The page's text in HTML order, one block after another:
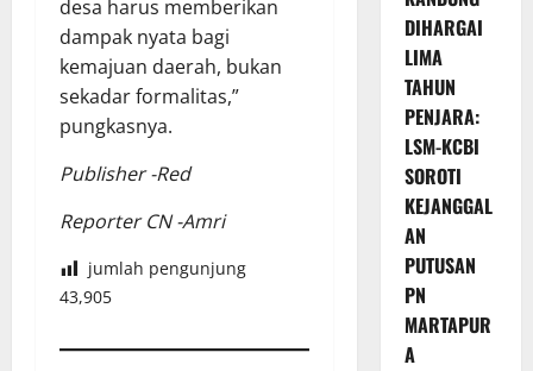
desa harus memberikan
dampak nyata bagi
kemajuan daerah, bukan
sekadar formalitas,”
pungkasnya.
Publisher -Red
Reporter CN -Amri
jumlah pengunjung
43,905
DIHARGAI
LIMA
TAHUN
PENJARA:
LSM-KCBI
SOROTI
KEJANGGAL
AN
PUTUSAN
PN
MARTAPUR
A